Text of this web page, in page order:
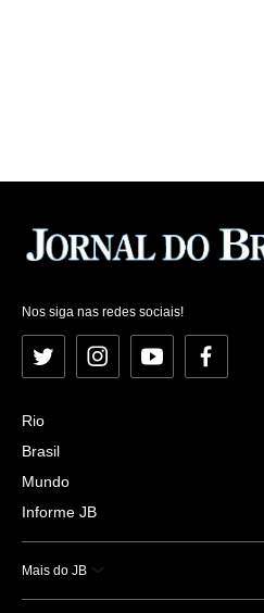
Nos siga nas redes sociais!
Twitter InstagramYouTubeFacebook
Rio
Brasil
Mundo
Informe JB
Mais do JB
Esportes